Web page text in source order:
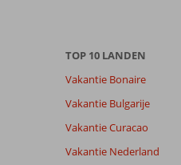
beoordelingen.
Totale score
Gebaseerd op:
beoordelingen
8,3
Zeer goed
TOP 10 LANDEN
Vakantie Bonaire
Vakantie Bulgarije
Vakantie Curacao
Vakantie Nederland